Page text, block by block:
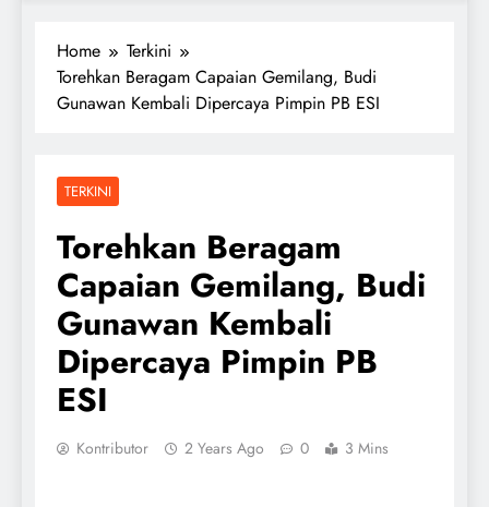
Home
Terkini
Torehkan Beragam Capaian Gemilang, Budi
Gunawan Kembali Dipercaya Pimpin PB ESI
TERKINI
Torehkan Beragam
Capaian Gemilang, Budi
Gunawan Kembali
Dipercaya Pimpin PB
ESI
Kontributor 2 Years Ago 0 3 Mins